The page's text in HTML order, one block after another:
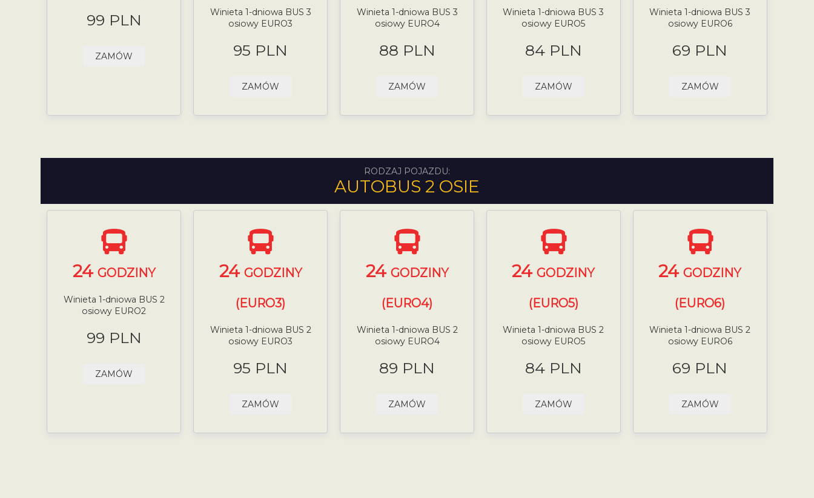
99 PLN
ZAMÓW
Winieta 1-dniowa BUS 3
osiowy EURO3
95 PLN
ZAMÓW
Winieta 1-dniowa BUS 3
osiowy EURO4
88 PLN
ZAMÓW
Winieta 1-dniowa BUS 3
osiowy EURO5
84 PLN
ZAMÓW
Winieta 1-dniowa BUS 3
osiowy EURO6
69 PLN
ZAMÓW
RODZAJ POJAZDU:
AUTOBUS 2 OSIE
24 GODZINY
Winieta 1-dniowa BUS 2
osiowy EURO2
99 PLN
ZAMÓW
24 GODZINY
(EURO3)
Winieta 1-dniowa BUS 2
osiowy EURO3
95 PLN
ZAMÓW
24 GODZINY
(EURO4)
Winieta 1-dniowa BUS 2
osiowy EURO4
89 PLN
ZAMÓW
24GODZINY
(EURO5)
Winieta 1-dniowa BUS 2
osiowy EURO5
84 PLN
ZAMÓW
24GODZINY
(EURO6)
Winieta 1-dniowa BUS 2
osiowy EURO6
69 PLN
ZAMÓW